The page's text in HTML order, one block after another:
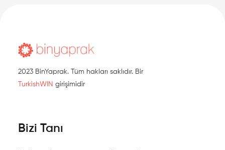
2023 BinYaprak. Tüm hakları saklıdır. Bir
TurkishWIN girişimidir
Bizi Tanı